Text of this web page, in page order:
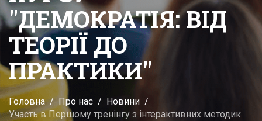
"ДЕМОКРАТІЯ: ВІД
ТЕОРІЇ ДО
ПРАКТИКИ"
Головна Про нас
Новини
Участь в Першому тренінгу з інтерактивних методик